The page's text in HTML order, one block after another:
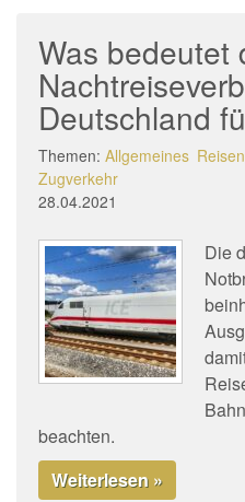
Was bedeutet
Deutschland
Themen: Allgemeines Reisen
Zugverkehr
28.04.2021
Die
beachten.
Weiterlesen »